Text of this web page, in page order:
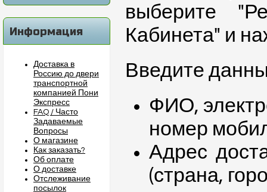
Информация
Доставка в
Россию до двери
транспортной
компанией Пони
Экспресс
FAQ / Часто
Задаваемые
Вопросы
О магазине
Как заказать?
Об оплате
О доставке
Отслеживание
посылок
выберите
Кабинета" и
Введите
ФИО,
номер
Адрес
(страна,